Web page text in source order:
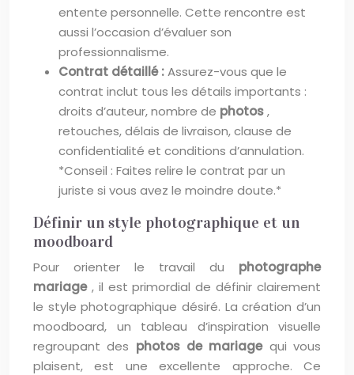
entente personnelle. Cette rencontre est
aussi l’occasion d’évaluer son
professionnalisme.
Contrat détaillé :Assurez-vous que le
contrat inclut tous les détails importants :
droits d’auteur, nombre de photos,
retouches, délais de livraison, clause de
confidentialité et conditions d’annulation.
*Conseil : Faites relire le contrat par un
juriste si vous avez le moindre doute.*
Définir un style photographique et un
moodboard
Pour orienter le travail du photographe
mariage , il est primordial de définir clairement
le style photographique désiré. La création d’un
moodboard, un tableau d’inspiration visuelle
regroupant des photos de mariage qui vous
plaisent, est une excellente approche. Ce